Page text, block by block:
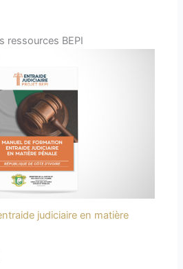
ressources BEPI
judiciaire en matière